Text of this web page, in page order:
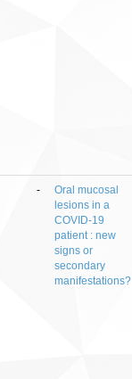
-
Oral mucosal
lesions in a
COVID-19
patient : new
signs or
secondary
manifestations?